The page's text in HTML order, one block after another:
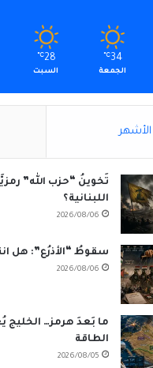
34
℃
الجمعة
28
℃
السبت
الأشهر
تَخوينُ “حزب الله”
اللبنانية؟
2026/08/06
سقوطُ “الأذرُع”: هل
2026/08/06
ما بَعدَ هرمز… الخليج
الطاقة
2026/08/05